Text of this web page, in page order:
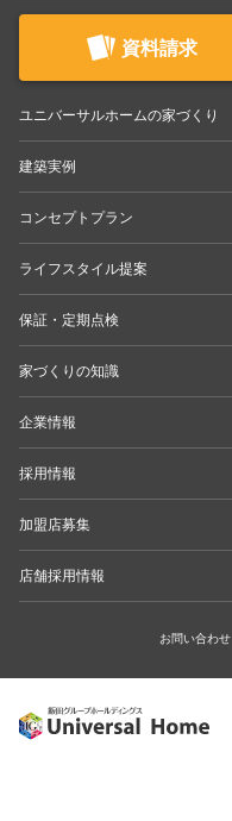
資料請求
ユニバーサルホームの家づくり
建築実例
コンセプトプラン
ライフスタイル提案
保証・定期点検
家づくりの知識
企業情報
採用情報
加盟店募集
店舗採用情報
お問い合わせ